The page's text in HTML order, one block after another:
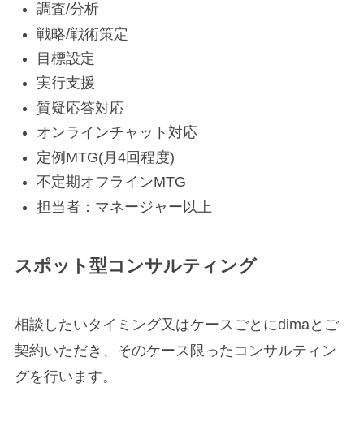
調査/分析
戦略/戦術策定
目標設定
実行支援
質疑応答対応
オンラインチャット対応
定例MTG(月4回程度)
不定期オフラインMTG
担当者：マネージャー以上
スポット型コンサルティング
相談したいタイミング又はケースごとにdimaとご
契約いただき、そのケース限ったコンサルティン
グを行います。